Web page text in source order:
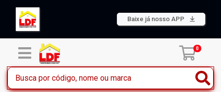
Baixe já nosso APP
0